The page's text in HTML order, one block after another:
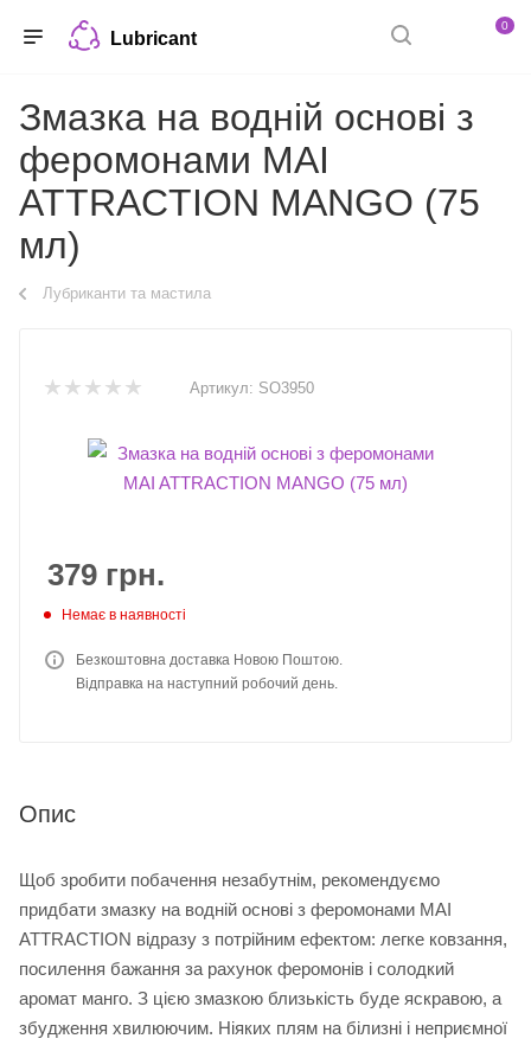
Lubricant
0
Змазка на водній основі з
феромонами MAI
ATTRACTION MANGO (75
мл)
Лубриканти та мастила
Артикул: SO3950
379 грн.
Немає в наявності
Безкоштовна доставка Новою Поштою.
Відправка на наступний робочий день.
Опис
Щоб зробити побачення незабутнім, рекомендуємо
придбати змазку на водній основі з феромонами MAI
ATTRACTION відразу з потрійним ефектом: легке ковзання,
посилення бажання за рахунок феромонів і солодкий
аромат манго. З цією змазкою близькість буде яскравою, а
збудження хвилюючим. Ніяких плям на білизні і неприємної